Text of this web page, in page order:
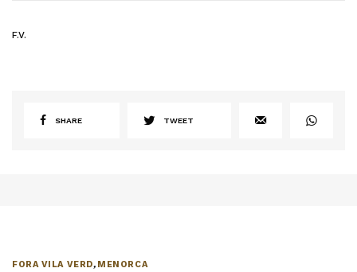
F.V.
SHARE TWEET
FORA VILA VERD, MENORCA